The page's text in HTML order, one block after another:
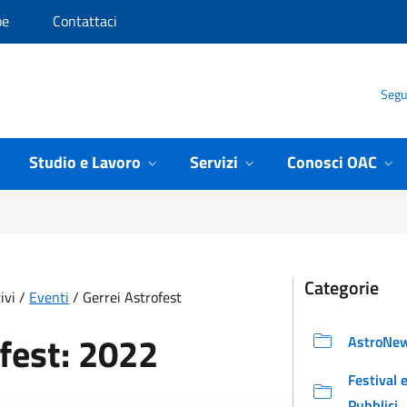
Contattaci
Studio e Lavoro Servizi Conosci OAC
/ Eventi / Gerrei Astrofest
2022
Categorie
Festival